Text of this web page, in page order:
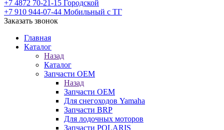
+7 4872 70-21-15 Городской
+7 910 944-07-44 Мобильный с ТГ
Заказать звонок
Главная
Каталог
Назад
Каталог
Запчасти OEM
Назад
Запчасти OEM
Для снегоходов Yamaha
Запчасти BRP
Для лодочных моторов
Запчасти POLARIS